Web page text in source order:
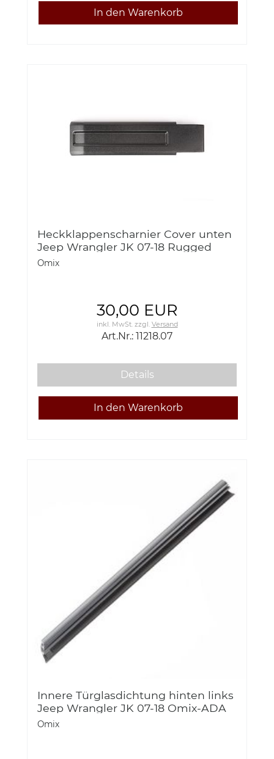
Heckklappenscharnier Cover unten
Jeep Wrangler JK 07-18 Rugged
Ridge 11218.07 Tailgate Hinge Cover
Omix
30,00 EUR
inkl. MwSt.zzgl. Versand
Art.Nr.: 11218.07
Details
Innere Türglasdichtung hinten links
Jeep Wrangler JK 07-18 Omix-ADA
12303.38 Inner Glass Seal, Rear, LH,
Omix